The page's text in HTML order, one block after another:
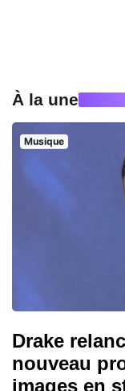
À la une
Musique
Drake
nouveau
images en